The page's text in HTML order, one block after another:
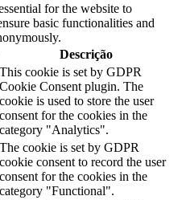
for the website to
basic functionalities and
Descrição
This cookie is set by GDPR
Cookie Consent plugin. The
cookie is used to store the user
consent for the cookies in the
category "Analytics".
The cookie is set by GDPR
cookie consent to record the user
consent for the cookies in the
category "Functional".